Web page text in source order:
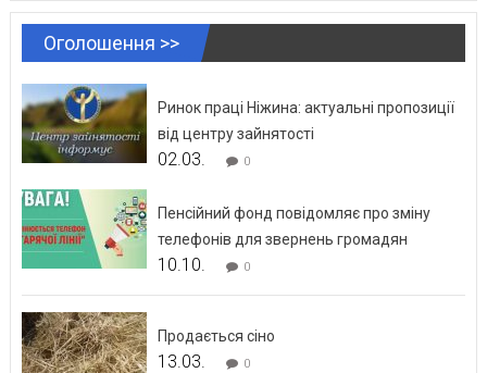
Оголошення >>
Ринок праці Ніжина: актуальні пропозиції
від центру зайнятості
02.03. 0
Пенсійний фонд повідомляє про зміну
телефонів для звернень громадян
10.10. 0
Продається сіно
13.03. 0